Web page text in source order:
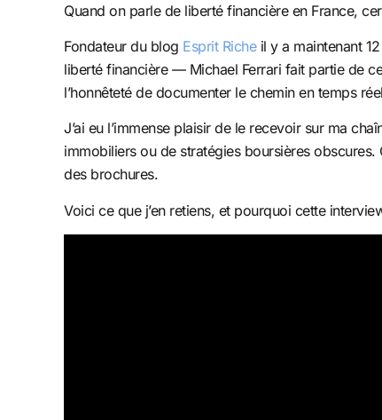
Quand on parle de liberté financière en France,
Fondateur du blog Esprit Richeil y a maintenant
liberté financière — Michael Ferrari fait partie de
l’honnêteté de documenter le chemin en temps
J’ai eu l’immense plaisir de le recevoir sur ma
immobiliers ou de stratégies boursières
des brochures.
Voici ce que j’en retiens, et pourquoi cette